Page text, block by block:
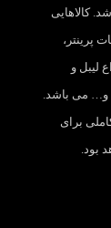
کالاهایی
پرینتر،
لیبل و
و… می باشد.
برای
بود.